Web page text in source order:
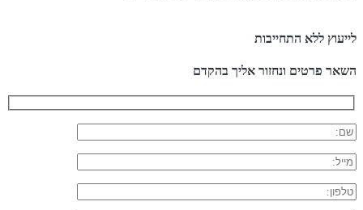
לייעוץ ללא התחייבות
השאר פרטים ונחזור אליך בהקדם